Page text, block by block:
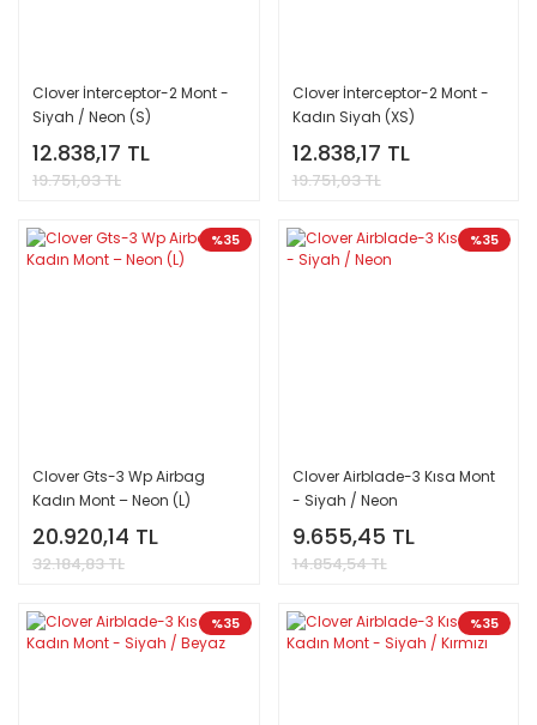
Clover İnterceptor-2 Mont -
Siyah / Neon (S)
12.838,17 TL
19.751,03 TL
Clover İnterceptor-2 Mont -
Kadın Siyah (XS)
12.838,17 TL
19.751,03 TL
%35
Clover Gts-3 Wp Airbag
Kadın Mont – Neon (L)
20.920,14 TL
32.184,83 TL
%35
Clover Airblade-3 Kısa Mont
- Siyah / Neon
9.655,45 TL
14.854,54 TL
%35 %35